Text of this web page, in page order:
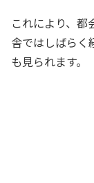
これにより、都
舎ではしばらく
も見られます。